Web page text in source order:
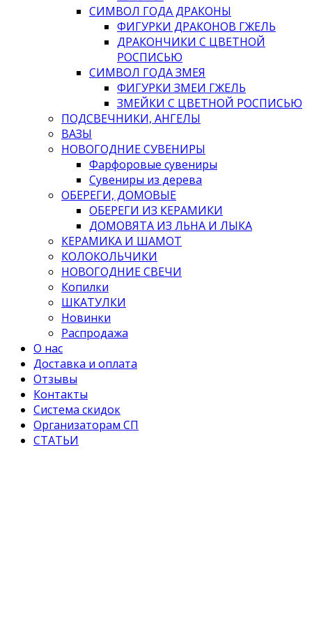
СИМВОЛ ГОДА ДРАКОНЫ
ФИГУРКИ ДРАКОНОВ ГЖЕЛЬ
ДРАКОНЧИКИ С ЦВЕТНОЙ
РОСПИСЬЮ
СИМВОЛ ГОДА ЗМЕЯ
ФИГУРКИ ЗМЕИ ГЖЕЛЬ
ЗМЕЙКИ С ЦВЕТНОЙ РОСПИСЬЮ
ПОДСВЕЧНИКИ, АНГЕЛЫ
ВАЗЫ
НОВОГОДНИЕ СУВЕНИРЫ
Фарфоровые сувениры
Сувениры из дерева
ОБЕРЕГИ, ДОМОВЫЕ
ОБЕРЕГИ ИЗ КЕРАМИКИ
ДОМОВЯТА ИЗ ЛЬНА И ЛЫКА
КЕРАМИКА И ШАМОТ
КОЛОКОЛЬЧИКИ
НОВОГОДНИЕ СВЕЧИ
Копилки
ШКАТУЛКИ
Новинки
Распродажа
О нас
Доставка и оплата
Отзывы
Контакты
Система скидок
Организаторам СП
СТАТЬИ